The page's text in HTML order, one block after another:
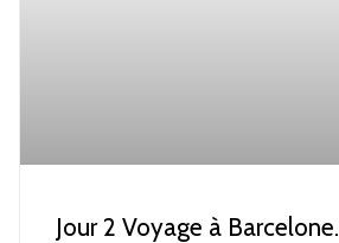
Jour 2 Voyage à Barcelone.